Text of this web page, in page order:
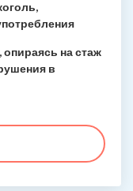
на стаж
в